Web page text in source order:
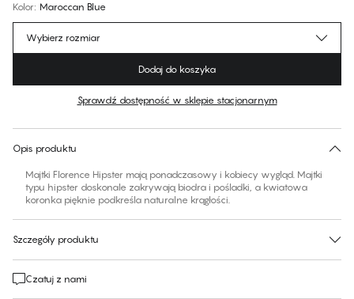
Kolor: Maroccan Blue
Brak sugerowanego rozmiaru dla tego produktu
Wybierz rozmiar
Dodaj do koszyka
Sprawdź dostępność w sklepie stacjonarnym
Opis produktu
Majtki Florence Hipster mają ponadczasowy i kobiecy wygląd. Majtki
typu hipster doskonale zakrywają biodra i pośladki, a kwiatowa
koronka pięknie podkreśla naturalne krągłości.
Szczegóły produktu
Czatuj z nami